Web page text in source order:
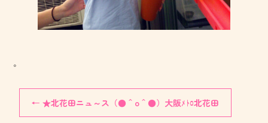
。
← ★北花田ニュ～ス（●＾o＾●）大阪ﾒﾄﾛ北花田